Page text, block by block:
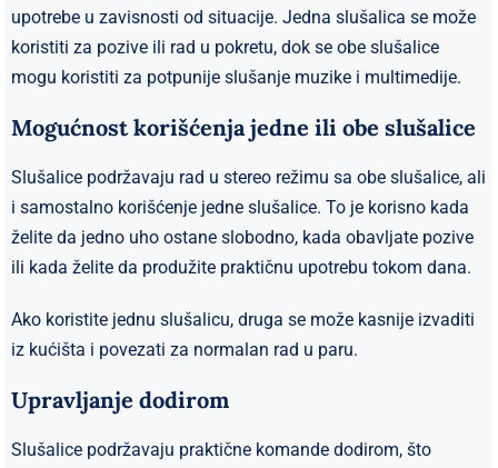
upotrebe u zavisnosti od situacije. Jedna slušalica se može
koristiti za pozive ili rad u pokretu, dok se obe slušalice
mogu koristiti za potpunije slušanje muzike i multimedije.
Mogućnost korišćenja jedne ili obe slušalice
Slušalice podržavaju rad u stereo režimu sa obe slušalice, ali
i samostalno korišćenje jedne slušalice. To je korisno kada
želite da jedno uho ostane slobodno, kada obavljate pozive
ili kada želite da produžite praktičnu upotrebu tokom dana.
Ako koristite jednu slušalicu, druga se može kasnije izvaditi
iz kućišta i povezati za normalan rad u paru.
Upravljanje dodirom
Slušalice podržavaju praktične komande dodirom, što